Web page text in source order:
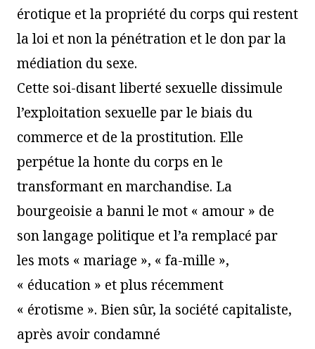
érotique et la propriété du corps qui restent
la loi et non la pénétration et le don par la
médiation du sexe.
Cette soi-disant liberté sexuelle dissimule
l’exploitation sexuelle par le biais du
commerce et de la prostitution. Elle
perpétue la honte du corps en le
transformant en marchandise. La
bourgeoisie a banni le mot « amour » de
son langage politique et l’a remplacé par
les mots « mariage », « fa-mille »,
« éducation » et plus récemment
« érotisme ». Bien sûr, la société capitaliste,
après avoir condamné